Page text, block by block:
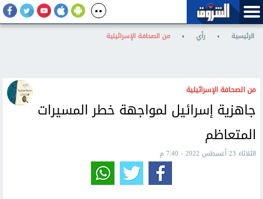
الرئيسية › رأي › من الصحافة الإسرائيلية
من الصحافة الإسرائيلية
جاهزية إسرائيل لمواجهة خطر المسيرات
المتعاظم
الثلاثاء 23 أغسطس 2022 - 7:40 م